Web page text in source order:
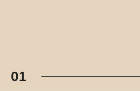
01